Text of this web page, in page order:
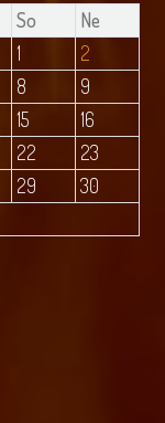
So
Ne
1
2
8
9
15
16
22
23
29
30